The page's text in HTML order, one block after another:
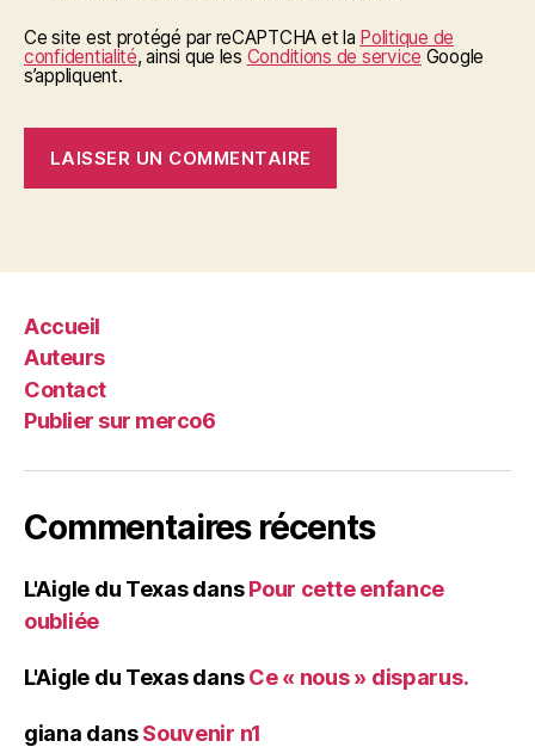
Ce site est protégé par reCAPTCHA et la Politique de
confidentialité, ainsi que les Conditions de service Google
s’appliquent.
Accueil
Auteurs
Contact
Publier sur merco6
Commentaires récents
L'Aigle du TexasdansPour cette enfance
oubliée
L'Aigle du TexasdansCe « nous » disparus.
giana dansSouvenir n1